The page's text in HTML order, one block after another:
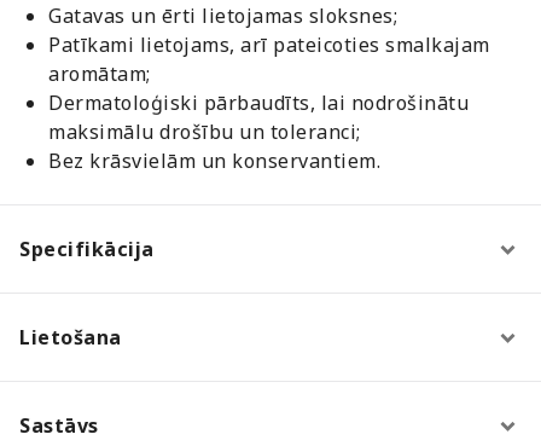
Gatavas un ērti lietojamas sloksnes;
Patīkami lietojams, arī pateicoties smalkajam
aromātam;
Dermatoloģiski pārbaudīts, lai nodrošinātu
maksimālu drošību un toleranci;
Bez krāsvielām un konservantiem.
Specifikācija
Lietošana
Sastāvs